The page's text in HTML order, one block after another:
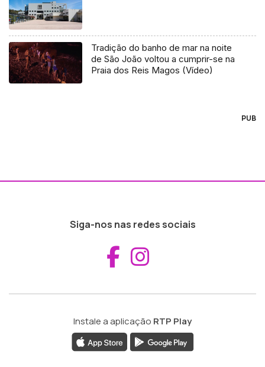
Tradição do banho de mar na noite
de São João voltou a cumprir-se na
Praia dos Reis Magos (Vídeo)
PUB
Siga-nos nas redes sociais
Aceder ao
Instale a aplicação RTP Play